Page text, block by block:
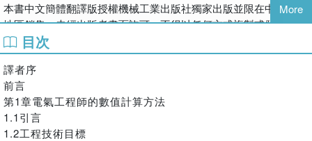
本書中文簡體翻譯版授權機械工業出版社獨家出版並限在中國大陸
地區銷售，未經出版者書面許可，不得以任何方式複製或發行本書
的任何部分。
Copies of this book sold without a Taylor & Francis sticker on the
cover are unauthorized and illegal.本書封面貼有Taylor & Francis公
司防偽標籤，無標籤者不得銷售。
本書版權登記號：圖字0120131414號
圖書在版編目(CIP)數據
More
目次
譯者序
前言
第1章電氣工程師的數值計算方法
1.1引言
1.2工程技術目標